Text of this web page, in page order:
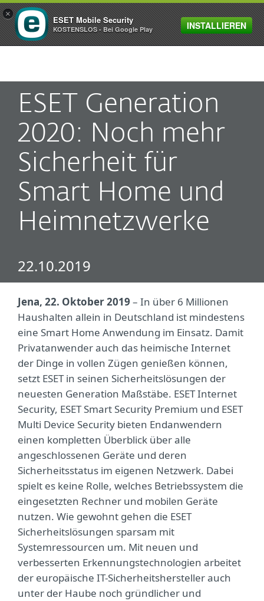
MENU
ESET Generation
2020: Noch mehr
Sicherheit für
Smart Home und
Heimnetzwerke
22.10.2019
Jena, 22. Oktober 2019 – In über 6 Millionen
Haushalten allein in Deutschland ist mindestens
eine Smart Home Anwendung im Einsatz. Damit
Privatanwender auch das heimische Internet
der Dinge in vollen Zügen genießen können,
setzt ESET in seinen Sicherheitslösungen der
neuesten Generation Maßstäbe. ESET Internet
Security, ESET Smart Security Premium und ESET
Multi Device Security bieten Endanwendern
einen kompletten Überblick über alle
angeschlossenen Geräte und deren
Sicherheitsstatus im eigenen Netzwerk. Dabei
spielt es keine Rolle, welches Betriebssystem die
eingesetzten Rechner und mobilen Geräte
nutzen. Wie gewohnt gehen die ESET
Sicherheitslösungen sparsam mit
Systemressourcen um. Mit neuen und
verbesserten Erkennungstechnologien arbeitet
der europäische IT-Sicherheitshersteller auch
unter der Haube noch gründlicher und
×
ESET Mobile Security
KOSTENSLOS - Bei Google Play INSTALLIEREN